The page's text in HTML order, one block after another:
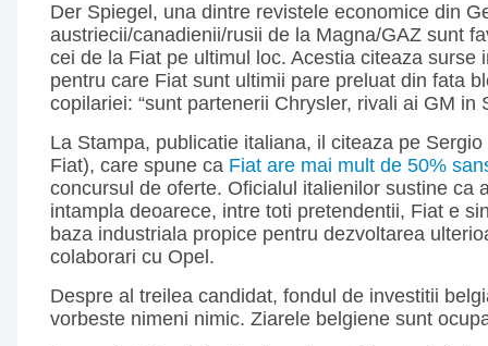
Der Spiegel, una dintre revistele economice din
austriecii/canadienii/rusii de la Magna/GAZ sunt
cei de la Fiat pe ultimul loc. Acestia citeaza surse
pentru care Fiat sunt ultimii pare preluat din fata
copilariei: “sunt partenerii Chrysler, rivali ai GM in
La Stampa, publicatie italiana, il citeaza pe
Fiat), care spune ca Fiat are mai mult de 50%
concursul de oferte. Oficialul italienilor sustine ca
intampla deoarece, intre toti pretendentii, Fiat e
baza industriala propice pentru dezvoltarea
colaborari cu Opel.
Despre al treilea candidat, fondul de investitii
vorbeste nimeni nimic. Ziarele belgiene sunt